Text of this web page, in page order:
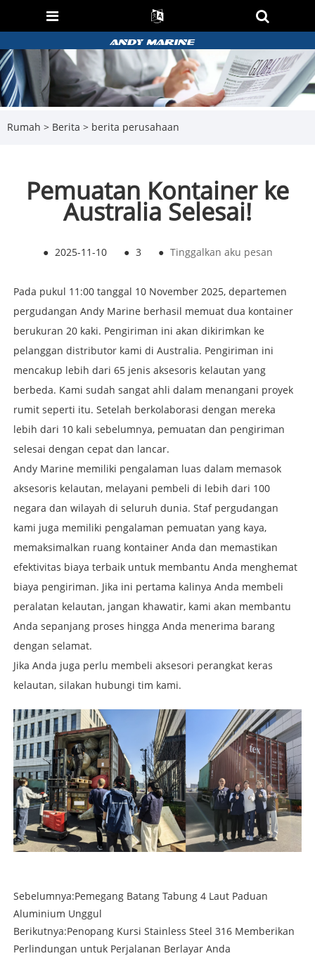
Rumah > Berita > berita perusahaan
Pemuatan Kontainer ke
Australia Selesai!
● 2025-11-10 ● 3 ● Tinggalkan aku pesan
Pada pukul 11:00 tanggal 10 November 2025, departemen
pergudangan Andy Marine berhasil memuat dua kontainer
berukuran 20 kaki. Pengiriman ini akan dikirimkan ke
pelanggan distributor kami di Australia. Pengiriman ini
mencakup lebih dari 65 jenis aksesoris kelautan yang
berbeda. Kami sudah sangat ahli dalam menangani proyek
rumit seperti itu. Setelah berkolaborasi dengan mereka
lebih dari 10 kali sebelumnya, pemuatan dan pengiriman
selesai dengan cepat dan lancar.
Andy Marine memiliki pengalaman luas dalam memasok
aksesoris kelautan, melayani pembeli di lebih dari 100
negara dan wilayah di seluruh dunia. Staf pergudangan
kami juga memiliki pengalaman pemuatan yang kaya,
memaksimalkan ruang kontainer Anda dan memastikan
efektivitas biaya terbaik untuk membantu Anda menghemat
biaya pengiriman. Jika ini pertama kalinya Anda membeli
peralatan kelautan, jangan khawatir, kami akan membantu
Anda sepanjang proses hingga Anda menerima barang
dengan selamat.
Jika Anda juga perlu membeli aksesori perangkat keras
kelautan, silakan hubungi tim kami.
Sebelumnya:Pemegang Batang Tabung 4 Laut Paduan
Aluminium Unggul
Berikutnya:Penopang Kursi Stainless Steel 316 Memberikan
Perlindungan untuk Perjalanan Berlayar Anda